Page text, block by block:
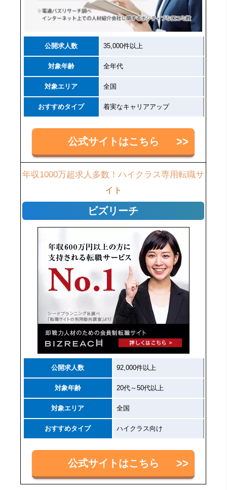
公開求人数 35,000件以上
対象年齢 全年代
対象エリア 全国
おすすめタイプ 着実なキャリアアップ
公式サイトはこちら
年収1000万超求人多数！ハイクラス専用転職サ
イト
ビズリーチ
公開求人数 92,000件以上
対象年齢 20代～50代以上
対象エリア 全国
おすすめタイプ ハイクラス向け
公式サイトはこちら